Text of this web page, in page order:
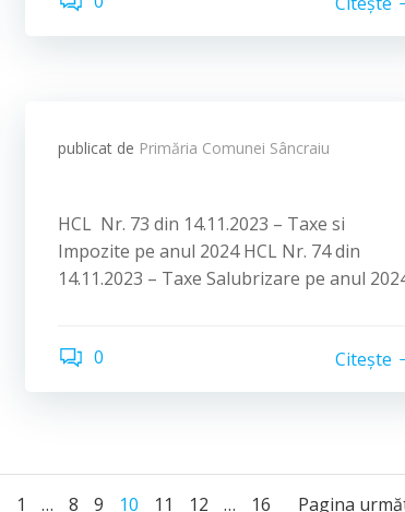
publicat de Primăria Comunei Sâncraiu
HCL Nr. 73 din 14.11.2023 – Taxe si
Impozite pe anul 2024 HCL Nr. 74 din
14.11.2023 – Taxe Salubrizare pe anul
0 Citește
Page
1 … Page
8 Page
9 Page
10 Page
11 Page
12 … Page
16 Pagina